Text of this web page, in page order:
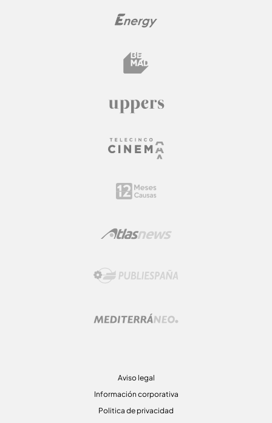
Aviso legal
Información corporativa
Politica de privacidad